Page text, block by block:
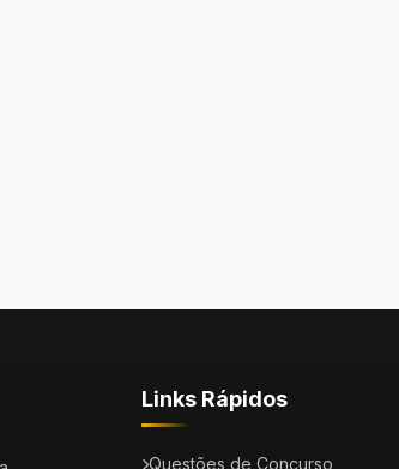
Links Rápidos
Questões de Concurso